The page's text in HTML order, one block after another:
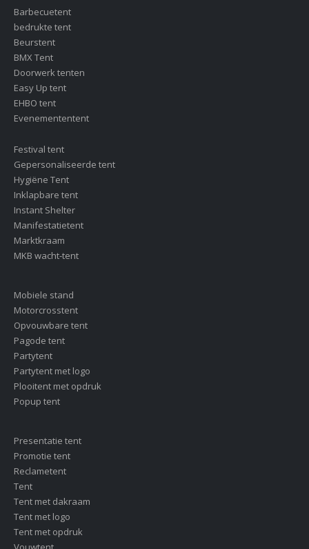
Barbecuetent
bedrukte tent
Beurstent
BMX Tent
Doorwerk tenten
Easy Up tent
EHBO tent
Evenemententent
Festival tent
Gepersonaliseerde tent
Hygiëne Tent
Inklapbare tent
Instant Shelter
Manifestatietent
Marktkraam
MKB wacht-tent
Mobiele stand
Motorcrosstent
Opvouwbare tent
Pagode tent
Partytent
Partytent met logo
Plooitent met opdruk
Popup tent
Presentatie tent
Promotie tent
Reclametent
Tent
Tent met dakraam
Tent met logo
Tent met opdruk